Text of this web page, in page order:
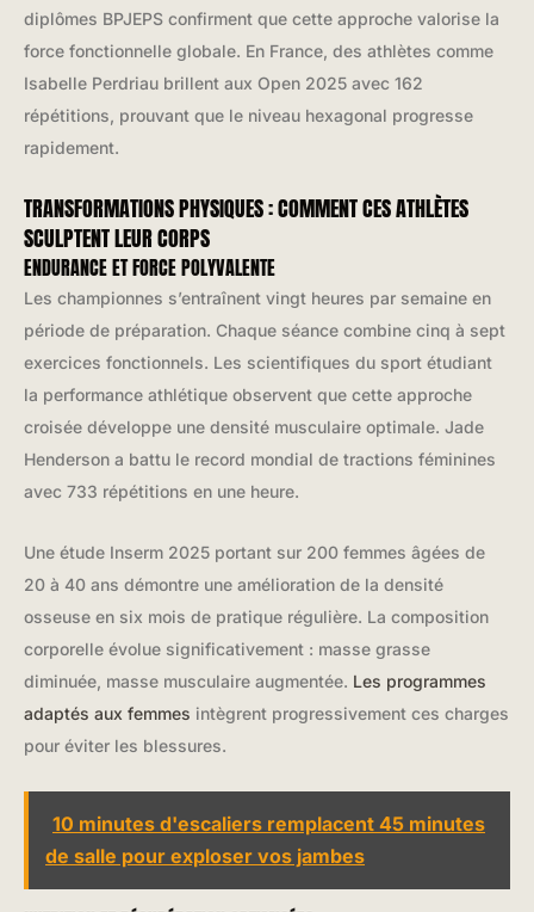
diplômes BPJEPS confirment que cette approche valorise la
force fonctionnelle globale. En France, des athlètes comme
Isabelle Perdriau brillent aux Open 2025 avec 162
répétitions, prouvant que le niveau hexagonal progresse
rapidement.
TRANSFORMATIONS PHYSIQUES : COMMENT CES ATHLÈTES
SCULPTENT LEUR CORPS
ENDURANCE ET FORCE POLYVALENTE
Les championnes s’entraînent vingt heures par semaine en
période de préparation. Chaque séance combine cinq à sept
exercices fonctionnels. Les scientifiques du sport étudiant
la performance athlétique observent que cette approche
croisée développe une densité musculaire optimale. Jade
Henderson a battu le record mondial de tractions féminines
avec 733 répétitions en une heure.
Une étude Inserm 2025 portant sur 200 femmes âgées de
20 à 40 ans démontre une amélioration de la densité
osseuse en six mois de pratique régulière. La composition
corporelle évolue significativement : masse grasse
diminuée, masse musculaire augmentée. Les programmes
adaptés aux femmes intègrent progressivement ces charges
pour éviter les blessures.
10 minutes d'escaliers remplacent 45 minutes
de salle pour exploser vos jambes